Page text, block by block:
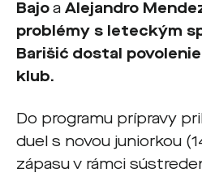
Bajoa Alejandro
problémy s leteckým
Barišić dostal
klub.
Do programu prípravy
duel s novou juniorkou
zápasu v rámci